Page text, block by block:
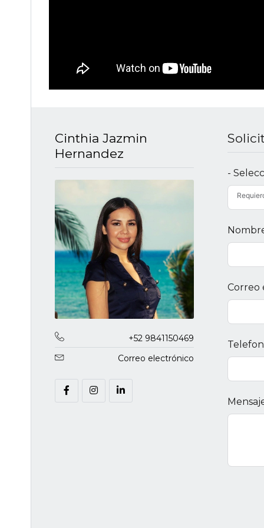
Cinthia Jazmin
Hernandez
+52 9841150469
Correo electrónico
-
Correo